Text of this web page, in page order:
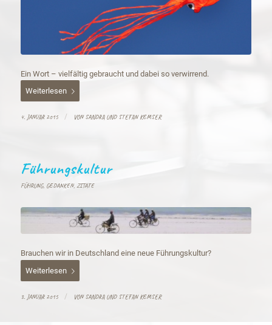
Ein Wort – vielfältig gebraucht und dabei so verwirrend.
Weiterlesen
4. JANUAR 2015 / VONSANDRA UND STEFAN KEMSER
Führungskultur
FÜHRUNG, GEDANKEN, ZITATE
Brauchen wir in Deutschland eine neue Führungskultur?
Weiterlesen
3. JANUAR 2015 / VONSANDRA UND STEFAN KEMSER